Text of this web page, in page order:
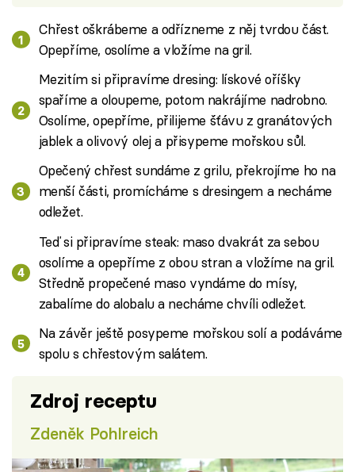
Chřest oškrábeme a odřízneme z něj tvrdou část.
Opepříme, osolíme a vložíme na gril.
Mezitím si připravíme dresing: lískové oříšky
spaříme a oloupeme, potom nakrájíme nadrobno.
Osolíme, opepříme, přilijeme šťávu z granátových
jablek a olivový olej a přisypeme mořskou sůl.
Opečený chřest sundáme z grilu, překrojíme ho na
menší části, promícháme s dresingem a necháme
odležet.
Teď si připravíme steak: maso dvakrát za sebou
osolíme a opepříme z obou stran a vložíme na gril.
Středně propečené maso vyndáme do mísy,
zabalíme do alobalu a necháme chvíli odležet.
Na závěr ještě posypeme mořskou solí a podáváme
spolu s chřestovým salátem.
Zdroj receptu
Zdeněk Pohlreich